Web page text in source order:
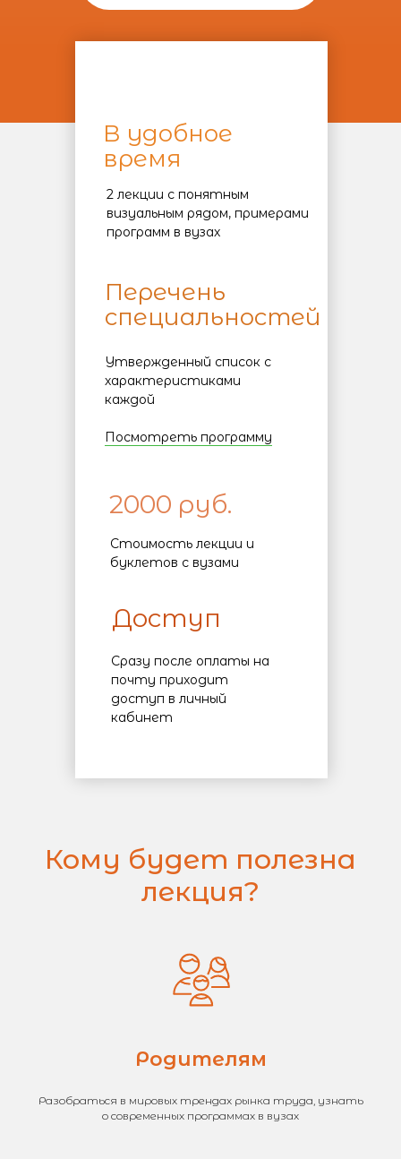
Утвержденный список с
характеристиками
каждой
Посмотреть программу
Перечень
специальностей
2000 руб.
Доступ
Стоимость лекции и
буклетов с вузами
Сразу после оплаты на
почту приходит
доступ в личный
кабинет
В удобное
время
2 лекции с понятным
визуальным рядом, примерами
программ в вузах
Кому будет полезна
лекция?
Родителям
Разобраться в мировых трендах рынка труда, узнать
о современных программах в вузах